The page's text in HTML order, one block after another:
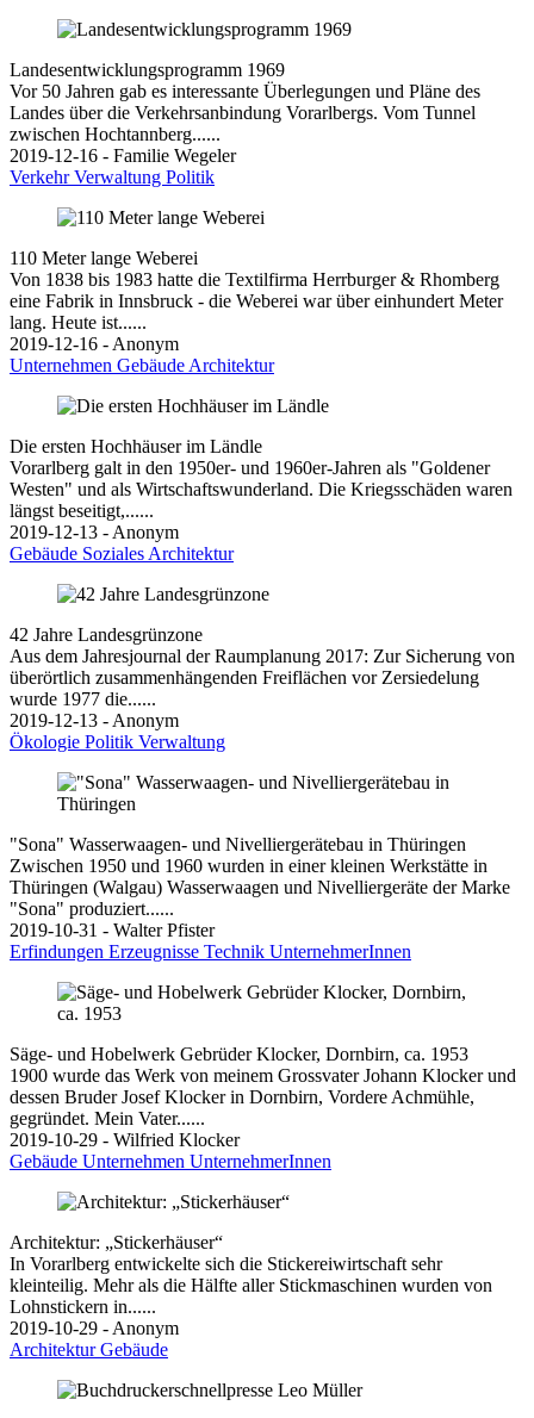
Landesentwicklungsprogramm 1969
Vor 50 Jahren gab es interessante Überlegungen und Pläne des
Landes über die Verkehrsanbindung Vorarlbergs. Vom Tunnel
zwischen Hochtannberg......
2019-12-16 - Familie Wegeler
VerkehrVerwaltung Politik
110 Meter lange Weberei
Von 1838 bis 1983 hatte die Textilfirma Herrburger & Rhomberg
eine Fabrik in Innsbruck - die Weberei war über einhundert Meter
lang. Heute ist......
2019-12-16 - Anonym
Unternehmen Gebäude Architektur
Die ersten Hochhäuser im Ländle
Vorarlberg galt in den 1950er- und 1960er-Jahren als "Goldener
Westen" und als Wirtschaftswunderland. Die Kriegsschäden waren
längst beseitigt,......
2019-12-13 - Anonym
Gebäude Soziales Architektur
42 Jahre Landesgrünzone
Aus dem Jahresjournal der Raumplanung 2017: Zur Sicherung von
überörtlich zusammenhängenden Freiflächen vor Zersiedelung
wurde 1977 die......
2019-12-13 - Anonym
Ökologie Politik Verwaltung
"Sona" Wasserwaagen- und Nivelliergerätebau in Thüringen
Zwischen 1950 und 1960 wurden in einer kleinen Werkstätte in
Thüringen (Walgau) Wasserwaagen und Nivelliergeräte der Marke
"Sona" produziert......
2019-10-31 - Walter Pfister
Erfindungen Erzeugnisse Technik UnternehmerInnen
Säge- und Hobelwerk Gebrüder Klocker, Dornbirn, ca. 1953
1900 wurde das Werk von meinem Grossvater Johann Klocker und
dessen Bruder Josef Klocker in Dornbirn, Vordere Achmühle,
gegründet. Mein Vater......
2019-10-29 - Wilfried Klocker
Gebäude Unternehmen UnternehmerInnen
Architektur: „Stickerhäuser“
In Vorarlberg entwickelte sich die Stickereiwirtschaft sehr
kleinteilig. Mehr als die Hälfte aller Stickmaschinen wurden von
Lohnstickern in......
2019-10-29 - Anonym
ArchitekturGebäude